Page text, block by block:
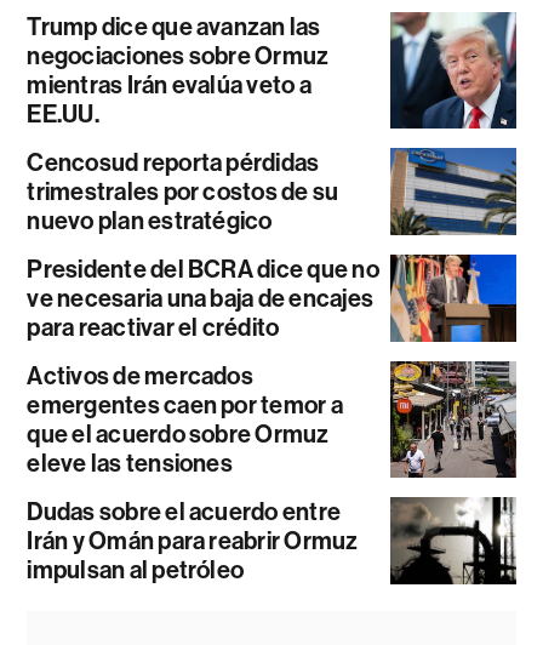
Trump dice que avanzan las
negociaciones sobre Ormuz
mientras Irán evalúa veto a
EE.UU.
Cencosud reporta pérdidas
trimestrales por costos de su
nuevo plan estratégico
Presidente del BCRA dice que no
ve necesaria una baja de encajes
para reactivar el crédito
Activos de mercados
emergentes caen por temor a
que el acuerdo sobre Ormuz
eleve las tensiones
Dudas sobre el acuerdo entre
Irán y Omán para reabrir Ormuz
impulsan al petróleo